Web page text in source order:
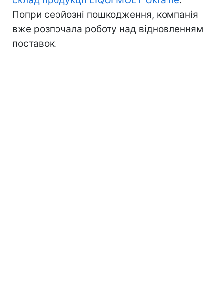
Попри серйозні пошкодження, компанія
вже розпочала роботу над відновленням
поставок.